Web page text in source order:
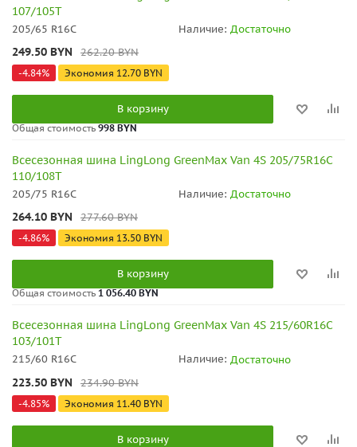
107/105T
205/65 R16C Наличие: Достаточно
249.50 BYN 262.20BYN
-4.84% Экономия 12.70 BYN
В корзину
Общая стоимость 998 BYN
Всесезонная шина LingLong GreenMax Van 4S 205/75R16C
110/108T
205/75 R16C Наличие: Достаточно
264.10 BYN 277.60BYN
-4.86% Экономия 13.50 BYN
В корзину
Общая стоимость 1 056.40 BYN
Всесезонная шина LingLong GreenMax Van 4S 215/60R16C
103/101T
215/60 R16C Наличие: Достаточно
223.50 BYN 234.90BYN
-4.85% Экономия 11.40 BYN
В корзину